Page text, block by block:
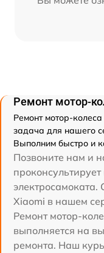
Ремонт мотор-
Ремонт мотор-
задача для нашего
Выполним быстро и
Позвоните нам и
электросамоката.
Xiaomi в нашем
Ремонт мотор-
выполняется на
ремонта. Наш